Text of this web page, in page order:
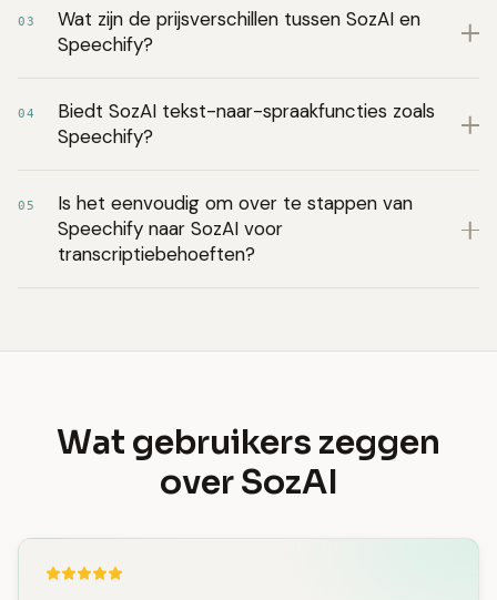
03
Wat zijn de prijsverschillen tussen SozAI en
Speechify?
04
Biedt SozAI tekst-naar-spraakfuncties zoals
Speechify?
05
Is het eenvoudig om over te stappen van
Speechify naar SozAI voor
transcriptiebehoeften?
Wat gebruikers zeggen
over SozAI